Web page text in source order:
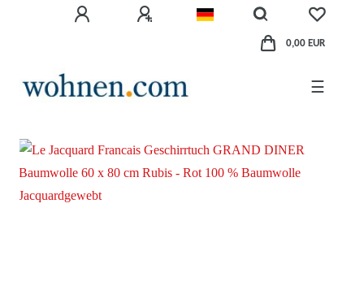
0,00 EUR
☰